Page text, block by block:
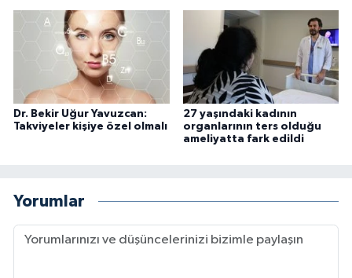
Dr. Bekir Uğur Yavuzcan:
Takviyeler kişiye özel olmalı
27 yaşındaki kadının
organlarının ters olduğu
ameliyatta fark edildi
Yorumlar